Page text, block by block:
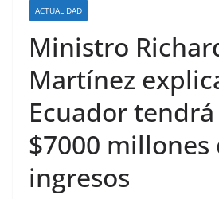
ACTUALIDAD
Ministro
Martínez
Ecuador
$7000 millones
ingresos